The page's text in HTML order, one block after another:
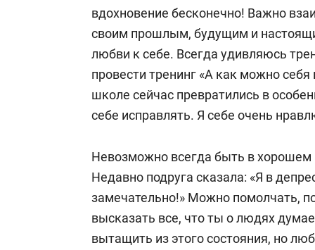
вдохновение бесконечно! Важно
своим прошлым, будущим и
любви к себе. Всегда удивляюсь
провести тренинг «А как можно
школе сейчас превратились в
себе исправлять. Я себе очень
Невозможно всегда быть в хорошем
Недавно подруга сказала: «Я в
замечательно!» Можно помолчать,
высказать все, что ты о людях
вытащить из этого состояния, но